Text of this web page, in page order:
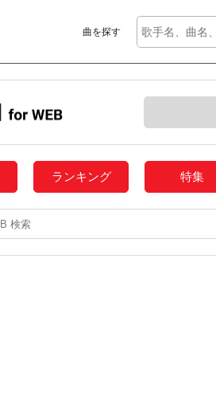
曲を探す
ランキング 特集